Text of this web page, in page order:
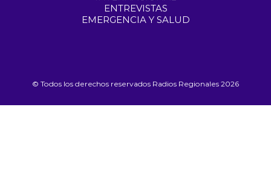
ENTREVISTAS
EMERGENCIA Y SALUD
© Todos los derechos reservados Radios Regionales 2026